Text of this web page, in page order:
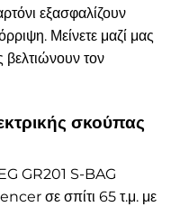
εξασφαλίζουν
Μείνετε μαζί μας
βελτιώνουν τον
σκούπας
GR201 S-BAG
σε σπίτι 65 τ.μ. με